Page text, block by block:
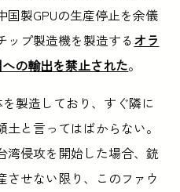
製GPUの生産停止を余儀
ップ製造機を製造するオラ
の輸出を禁止された。
製造しており、すぐ隣に
と言ってはばからない。
湾侵攻を開始した場合、銃
させない限り、このファウ